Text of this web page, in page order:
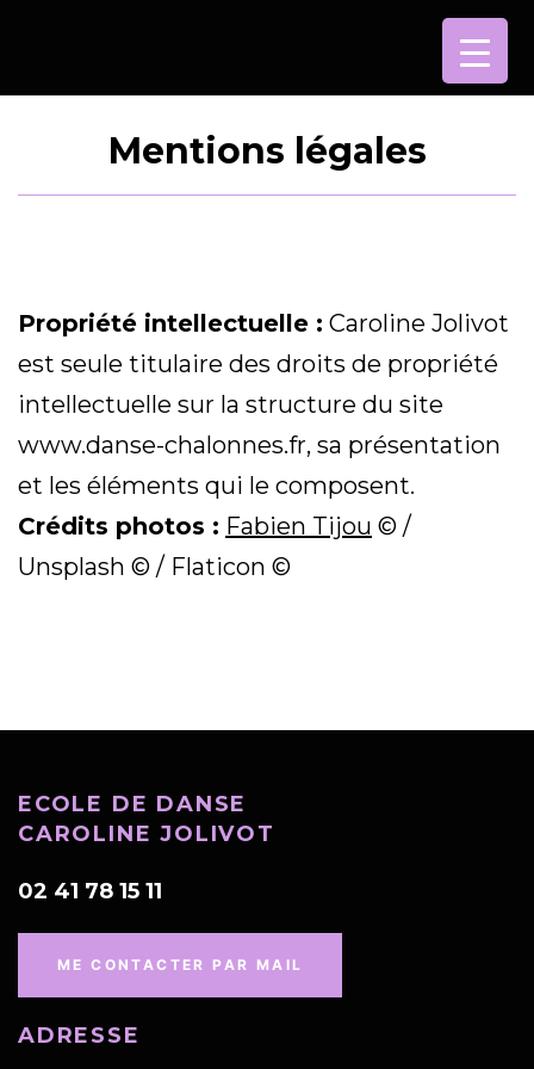
contenu
Mentions légales
Propriété intellectuelle : Caroline Jolivot
est seule titulaire des droits de propriété
intellectuelle sur la structure du site
www.danse-chalonnes.fr, sa présentation
et les éléments qui le composent.
Crédits photos : Fabien Tijou © /
Unsplash © / Flaticon ©
ECOLE DE DANSE
CAROLINE JOLIVOT
02 41 78 15 11
ME CONTACTER PAR MAIL
ADRESSE